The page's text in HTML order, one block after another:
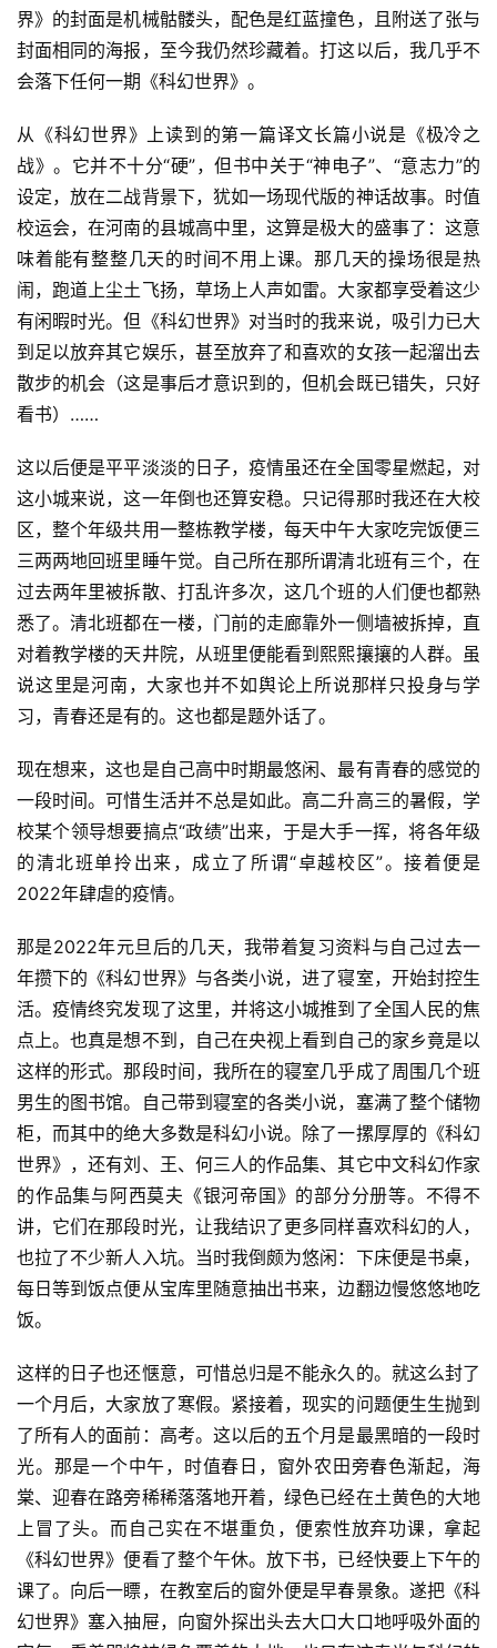
零
力
科
幻
征
文
投
稿
文
章
界》的封面是机械骷髅头，配色是红蓝撞色，且附送了张与
封面相同的海报，至今我仍然珍藏着。打这以后，我几乎不
会落下任何一期《科幻世界》。
从《科幻世界》上读到的第一篇译文长篇小说是《极冷之
战》。它并不十分“硬”，但书中关于“神电子”、“意志力”的
设定，放在二战背景下，犹如一场现代版的神话故事。时值
校运会，在河南的县城高中里，这算是极大的盛事了：这意
味着能有整整几天的时间不用上课。那几天的操场很是热
闹，跑道上尘土飞扬，草场上人声如雷。大家都享受着这少
有闲暇时光。但《科幻世界》对当时的我来说，吸引力已大
到足以放弃其它娱乐，甚至放弃了和喜欢的女孩一起溜出去
散步的机会（这是事后才意识到的，但机会既已错失，只好
看书）……
这以后便是平平淡淡的日子，疫情虽还在全国零星燃起，对
这小城来说，这一年倒也还算安稳。只记得那时我还在大校
区，整个年级共用一整栋教学楼，每天中午大家吃完饭便三
三两两地回班里睡午觉。自己所在那所谓清北班有三个，在
过去两年里被拆散、打乱许多次，这几个班的人们便也都熟
悉了。清北班都在一楼，门前的走廊靠外一侧墙被拆掉，直
对着教学楼的天井院，从班里便能看到熙熙攘攘的人群。虽
说这里是河南，大家也并不如舆论上所说那样只投身与学
习，青春还是有的。这也都是题外话了。
现在想来，这也是自己高中时期最悠闲、最有青春的感觉的
一段时间。可惜生活并不总是如此。高二升高三的暑假，学
校某个领导想要搞点“政绩”出来，于是大手一挥，将各年级
的清北班单拎出来，成立了所谓“卓越校区”。接着便是
2022年肆虐的疫情。
那是2022年元旦后的几天，我带着复习资料与自己过去一
年攒下的《科幻世界》与各类小说，进了寝室，开始封控生
活。疫情终究发现了这里，并将这小城推到了全国人民的焦
点上。也真是想不到，自己在央视上看到自己的家乡竟是以
这样的形式。那段时间，我所在的寝室几乎成了周围几个班
男生的图书馆。自己带到寝室的各类小说，塞满了整个储物
柜，而其中的绝大多数是科幻小说。除了一摞厚厚的《科幻
世界》，还有刘、王、何三人的作品集、其它中文科幻作家
的作品集与阿西莫夫《银河帝国》的部分分册等。不得不
讲，它们在那段时光，让我结识了更多同样喜欢科幻的人，
也拉了不少新人入坑。当时我倒颇为悠闲：下床便是书桌，
每日等到饭点便从宝库里随意抽出书来，边翻边慢悠悠地吃
饭。
这样的日子也还惬意，可惜总归是不能永久的。就这么封了
一个月后，大家放了寒假。紧接着，现实的问题便生生抛到
了所有人的面前：高考。这以后的五个月是最黑暗的一段时
光。那是一个中午，时值春日，窗外农田旁春色渐起，海
棠、迎春在路旁稀稀落落地开着，绿色已经在土黄色的大地
上冒了头。而自己实在不堪重负，便索性放弃功课，拿起
《科幻世界》便看了整个午休。放下书，已经快要上下午的
课了。向后一瞟，在教室后的窗外便是早春景象。遂把《科
幻世界》塞入抽屉，向窗外探出头去大口大口地呼吸外面的